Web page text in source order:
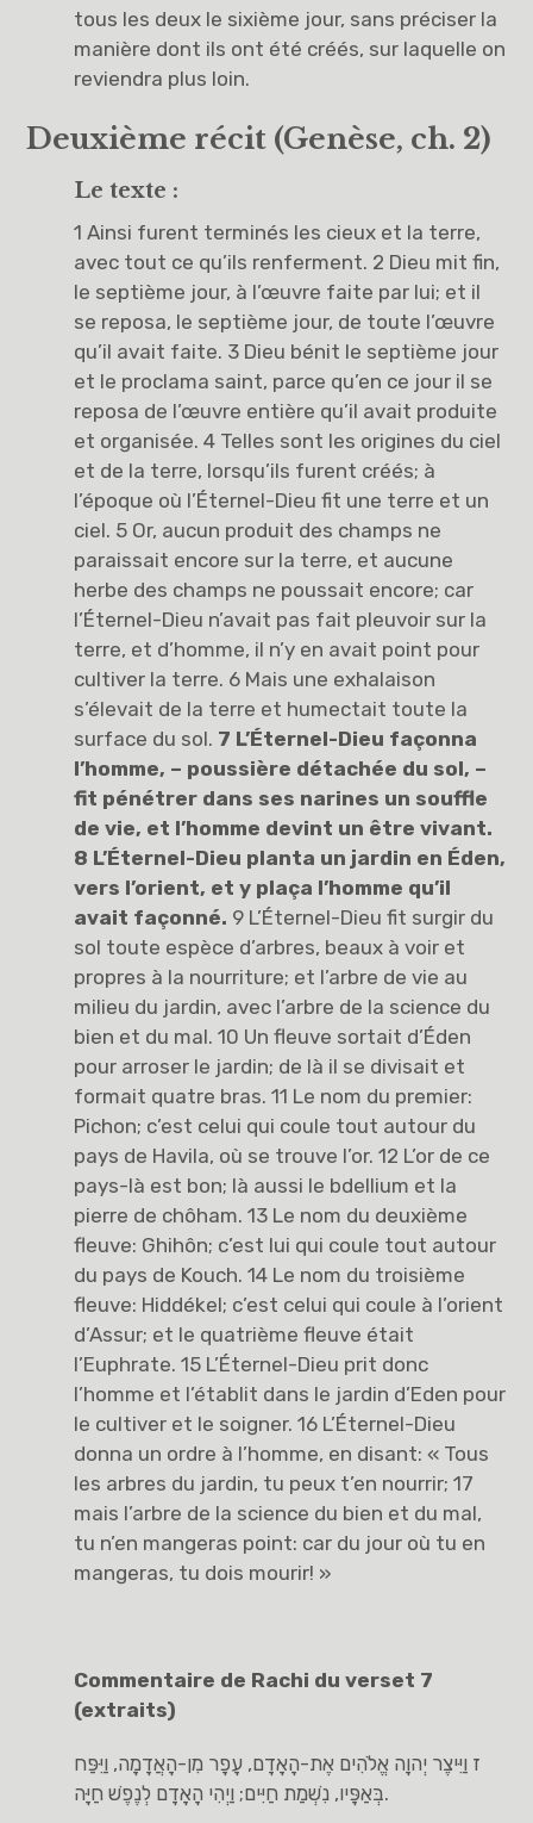
tous les deux le sixième jour, sans préciser la
manière dont ils ont été créés, sur laquelle on
reviendra plus loin.
Deuxième récit (Genèse, ch. 2)
Le texte :
1 Ainsi furent terminés les cieux et la terre,
avec tout ce qu’ils renferment. 2 Dieu mit fin,
le septième jour, à l’œuvre faite par lui; et il
se reposa, le septième jour, de toute l’œuvre
qu’il avait faite. 3 Dieu bénit le septième jour
et le proclama saint, parce qu’en ce jour il se
reposa de l’œuvre entière qu’il avait produite
et organisée. 4 Telles sont les origines du ciel
et de la terre, lorsqu’ils furent créés; à
l’époque où l’Éternel-Dieu fit une terre et un
ciel. 5 Or, aucun produit des champs ne
paraissait encore sur la terre, et aucune
herbe des champs ne poussait encore; car
l’Éternel-Dieu n’avait pas fait pleuvoir sur la
terre, et d’homme, il n’y en avait point pour
cultiver la terre. 6 Mais une exhalaison
s’élevait de la terre et humectait toute la
surface du sol. 7 L’Éternel-Dieu façonna
l’homme, – poussière détachée du sol, –
fit pénétrer dans ses narines un souffle
de vie, et l’homme devint un être vivant.
8 L’Éternel-Dieu planta un jardin en Éden,
vers l’orient, et y plaça l’homme qu’il
avait façonné. 9 L’Éternel-Dieu fit surgir du
sol toute espèce d’arbres, beaux à voir et
propres à la nourriture; et l’arbre de vie au
milieu du jardin, avec l’arbre de la science du
bien et du mal. 10 Un fleuve sortait d’Éden
pour arroser le jardin; de là il se divisait et
formait quatre bras. 11 Le nom du premier:
Pichon; c’est celui qui coule tout autour du
pays de Havila, où se trouve l’or. 12 L’or de ce
pays-là est bon; là aussi le bdellium et la
pierre de chôham. 13 Le nom du deuxième
fleuve: Ghihôn; c’est lui qui coule tout autour
du pays de Kouch. 14 Le nom du troisième
fleuve: Hiddékel; c’est celui qui coule à l’orient
d’Assur; et le quatrième fleuve était
l’Euphrate. 15 L’Éternel-Dieu prit donc
l’homme et l’établit dans le jardin d’Eden pour
le cultiver et le soigner. 16 L’Éternel-Dieu
donna un ordre à l’homme, en disant: « Tous
les arbres du jardin, tu peux t’en nourrir; 17
mais l’arbre de la science du bien et du mal,
tu n’en mangeras point: car du jour où tu en
mangeras, tu dois mourir! »
Commentaire de Rachi du verset 7
(extraits)
ז וַיִּיצֶר יְהוָה אֱלֹהִים אֶת-הָאָדָם, עָפָר מִן-הָאֲדָמָה, וַיִּפַּח
בְּאַפָּיו, נִשְׁמַת חַיִּים; וַיְהִי הָאָדָם לְנֶפֶשׁ חַיָּה.